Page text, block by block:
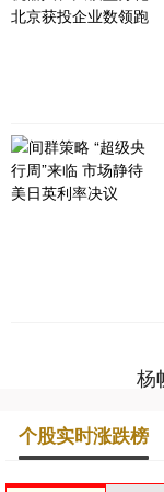
杨
个股实时涨跌榜